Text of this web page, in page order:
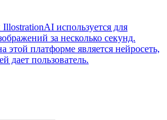
используется для
за несколько секунд.
этой платформе является нейросеть,
дает пользователь.